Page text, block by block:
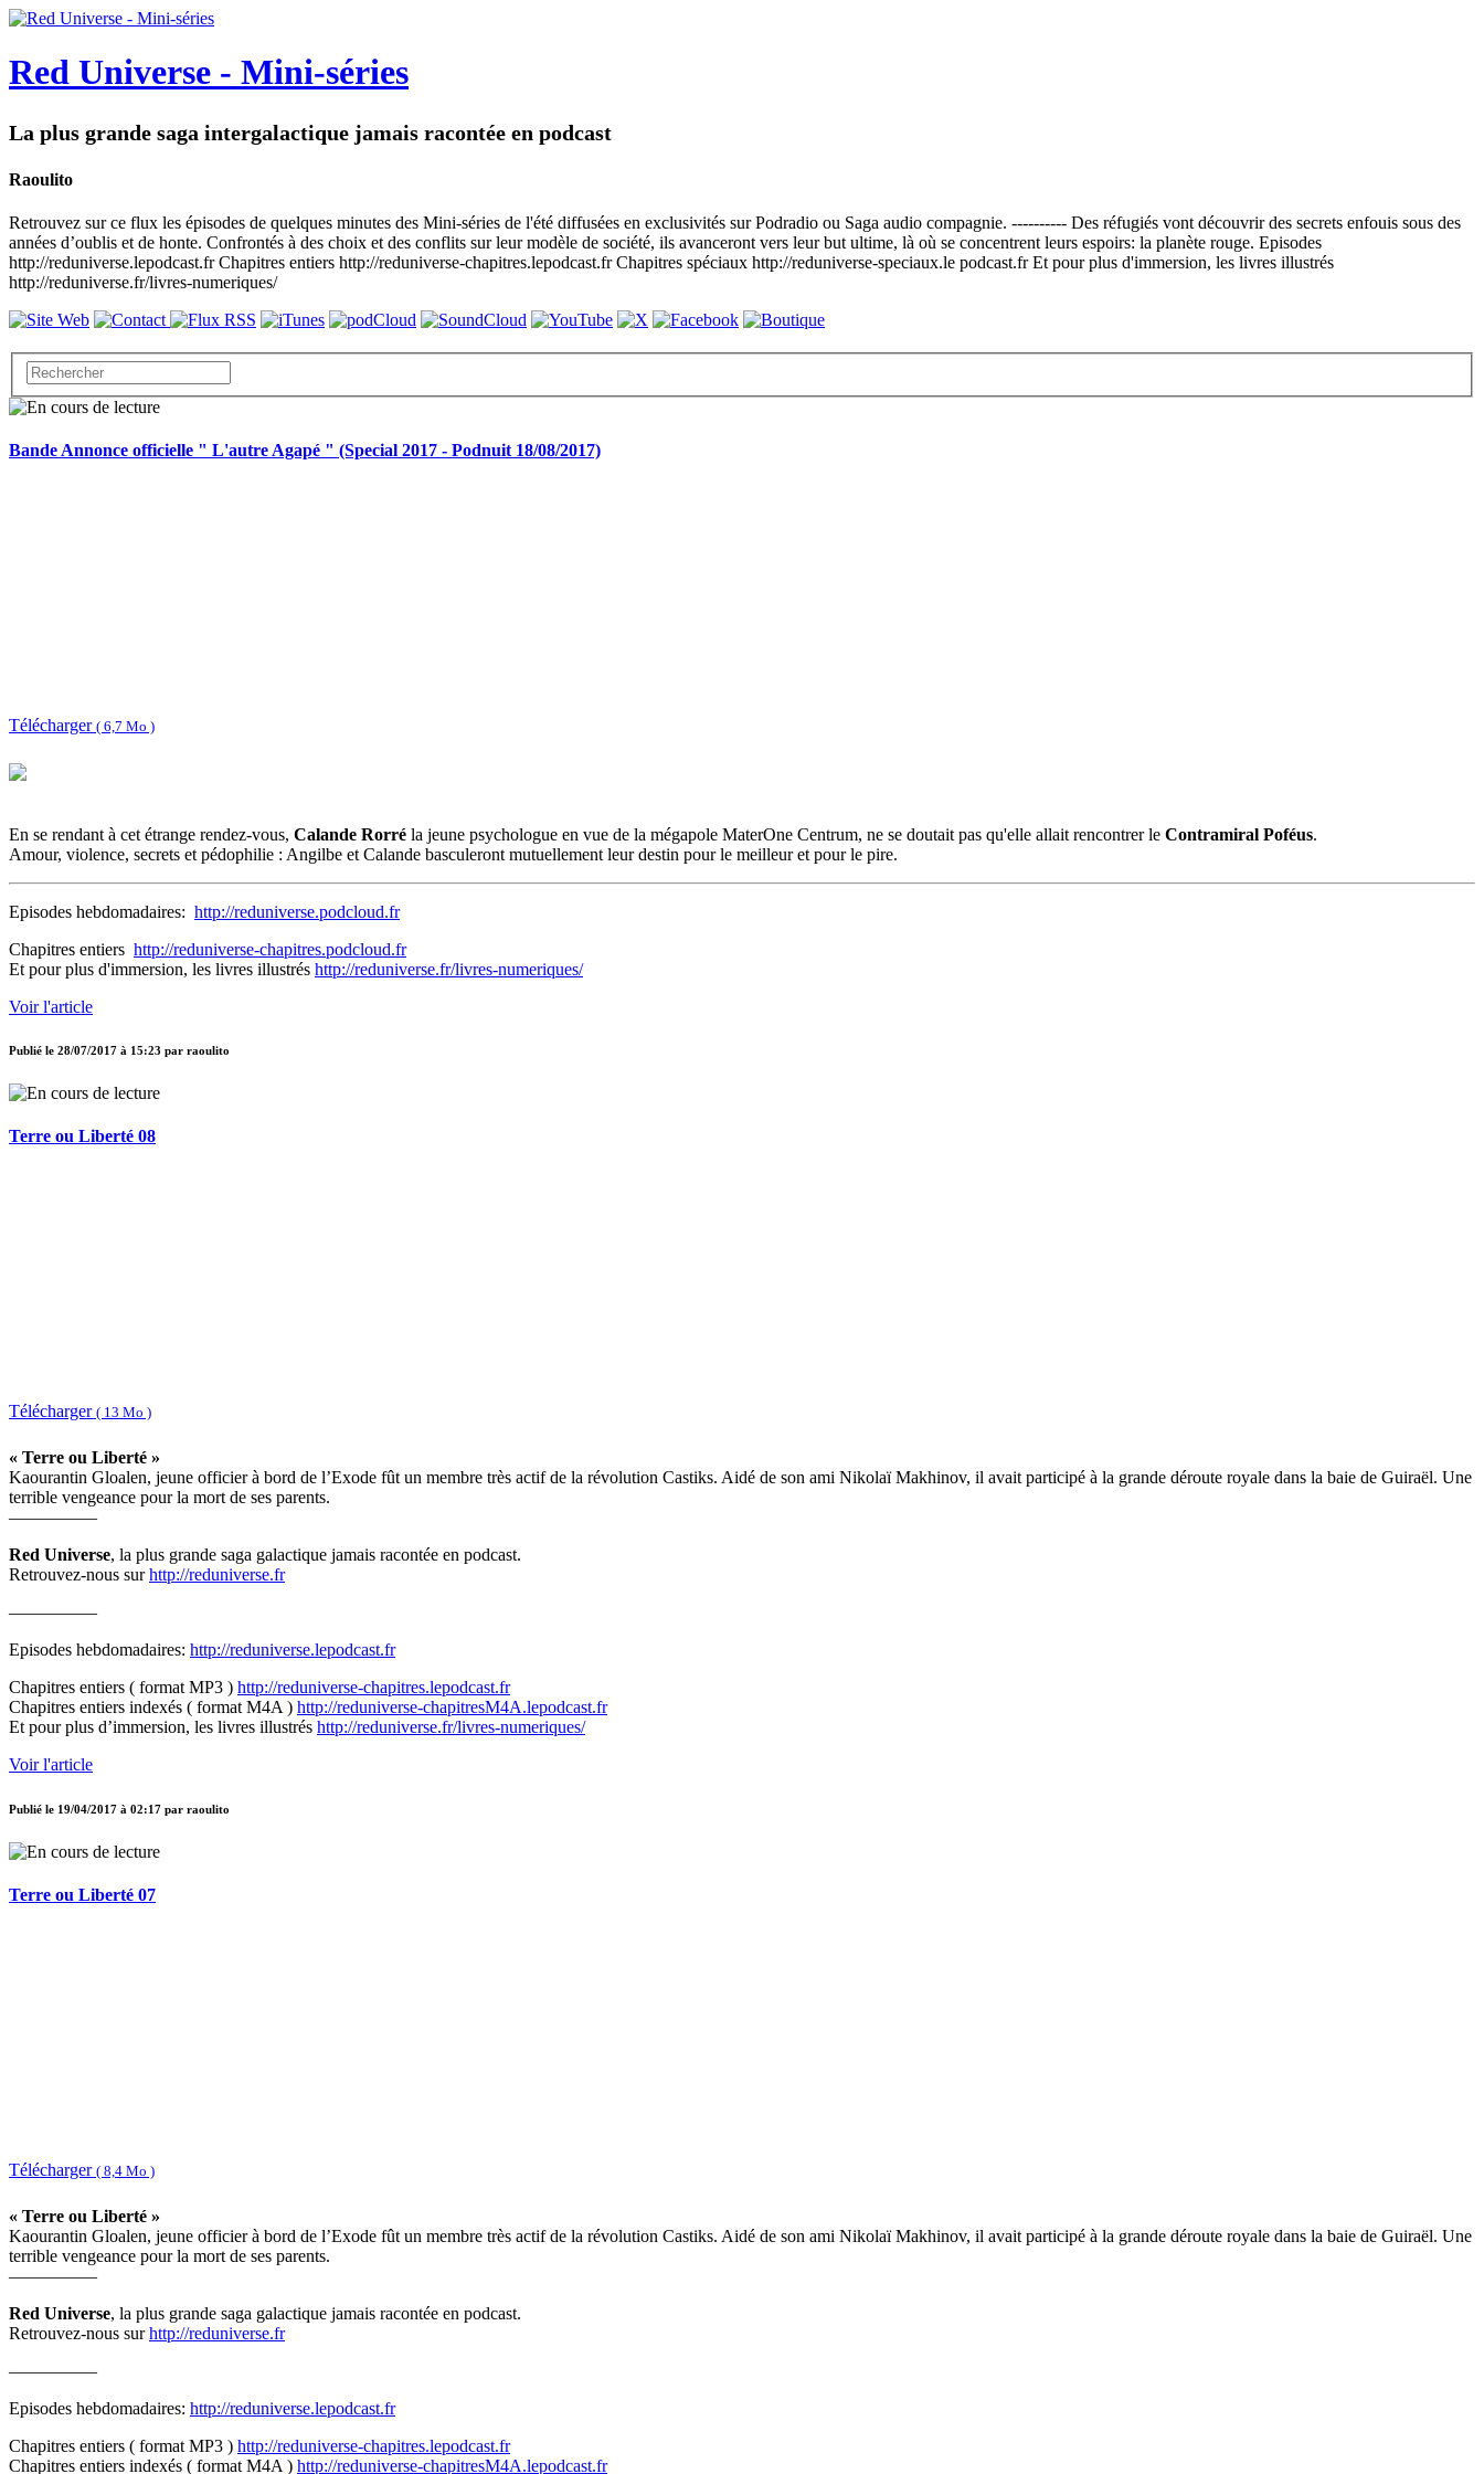
Red Universe - Mini-séries
La plus grande saga intergalactique jamais racontée en podcast
Raoulito
Retrouvez sur ce flux les épisodes de quelques minutes des Mini-séries de l'été diffusées en exclusivités sur Podradio ou Saga audio compagnie. ---------- Des réfugiés vont découvrir des secrets enfouis sous des
années d’oublis et de honte. Confrontés à des choix et des conflits sur leur modèle de société, ils avanceront vers leur but ultime, là où se concentrent leurs espoirs: la planète rouge. Episodes
http://reduniverse.lepodcast.fr Chapitres entiers http://reduniverse-chapitres.lepodcast.fr Chapitres spéciaux http://reduniverse-speciaux.le podcast.fr Et pour plus d'immersion, les livres illustrés
http://reduniverse.fr/livres-numeriques/
Bande Annonce officielle " L'autre Agapé " (Special 2017 - Podnuit 18/08/2017)
Télécharger ( 6,7 Mo )
En se rendant à cet étrange rendez-vous, Calande Rorré la jeune psychologue en vue de la mégapole MaterOne Centrum, ne se doutait pas qu'elle allait rencontrer le Contramiral Poféus.
Amour, violence, secrets et pédophilie : Angilbe et Calande basculeront mutuellement leur destin pour le meilleur et pour le pire.
Episodes hebdomadaires: http://reduniverse.podcloud.fr
Chapitres entiers http://reduniverse-chapitres.podcloud.fr
Et pour plus d'immersion, les livres illustrés http://reduniverse.fr/livres-numeriques/
Voir l'article
Publié le 28/07/2017 à 15:23 par raoulito
Terre ou Liberté 08
Télécharger ( 13 Mo )
« Terre ou Liberté »
Kaourantin Gloalen, jeune officier à bord de l’Exode fût un membre très actif de la révolution Castiks. Aidé de son ami Nikolaï Makhinov, il avait participé à la grande déroute royale dans la baie de Guiraël. Une
terrible vengeance pour la mort de ses parents.
—————
Red Universe, la plus grande saga galactique jamais racontée en podcast.
Retrouvez-nous surhttp://reduniverse.fr
—————
Episodes hebdomadaires: http://reduniverse.lepodcast.fr
Chapitres entiers ( format MP3 ) http://reduniverse-chapitres.lepodcast.fr
Chapitres entiers indexés ( format M4A ) http://reduniverse-chapitresM4A.lepodcast.fr
Et pour plus d’immersion, les livres illustrés http://reduniverse.fr/livres-numeriques/
Voir l'article
Publié le 19/04/2017 à 02:17 par raoulito
Terre ou Liberté 07
Télécharger ( 8,4 Mo )
« Terre ou Liberté »
Kaourantin Gloalen, jeune officier à bord de l’Exode fût un membre très actif de la révolution Castiks. Aidé de son ami Nikolaï Makhinov, il avait participé à la grande déroute royale dans la baie de Guiraël. Une
terrible vengeance pour la mort de ses parents.
—————
Red Universe, la plus grande saga galactique jamais racontée en podcast.
Retrouvez-nous surhttp://reduniverse.fr
—————
Episodes hebdomadaires: http://reduniverse.lepodcast.fr
Chapitres entiers ( format MP3 ) http://reduniverse-chapitres.lepodcast.fr
Chapitres entiers indexés ( format M4A ) http://reduniverse-chapitresM4A.lepodcast.fr